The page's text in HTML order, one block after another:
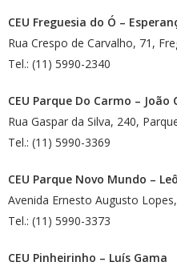
CEU Freguesia do Ó –
Rua Crespo de Carvalho, 71,
Tel.: (11) 5990-2340
CEU Parque Do Carmo – João
Rua Gaspar da Silva, 240,
Tel.: (11) 5990-3369
CEU Parque Novo Mundo –
Avenida Ernesto Augusto
Tel.: (11) 5990-3373
CEU Pinheirinho – Luís Gama